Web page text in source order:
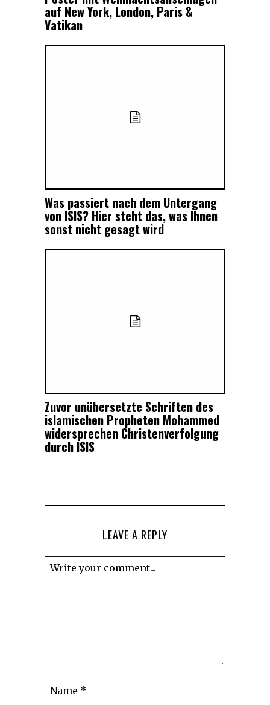
auf New York, London, Paris &
Vatikan
Was passiert nach dem Untergang
von ISIS? Hier steht das, was Ihnen
sonst nicht gesagt wird
Zuvor unübersetzte Schriften des
islamischen Propheten Mohammed
widersprechen Christenverfolgung
durch ISIS
LEAVE A REPLY